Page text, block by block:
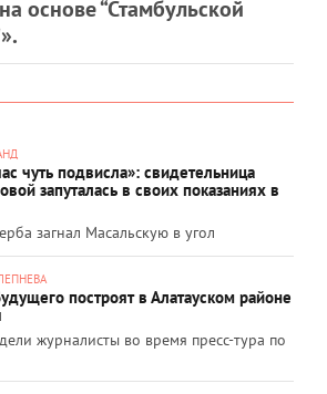
основе “Стамбульской
чуть подвисла»: свидетельница
запуталась в своих показаниях в
загнал Масальскую в угол
построят в Алатауском районе
журналисты во время пресс-тура по